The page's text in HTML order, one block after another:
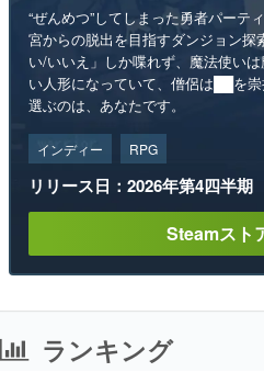
“ぜんめつ”してしまった勇者パーテ
宮からの脱出を目指すダンジョン
い/いいえ」しか喋れず、魔法使い
い人形になっていて、僧侶は██を
選ぶのは、あなたです。
インディー RPG
リリース日：2026年第4四半期
Steamスト
ランキング